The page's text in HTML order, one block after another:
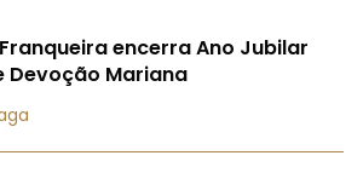
encerra Ano Jubilar
Devoção Mariana